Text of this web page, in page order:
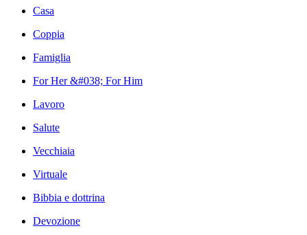
Casa
Coppia
Famiglia
For Her &#038; For Him
Lavoro
Salute
Vecchiaia
Virtuale
Bibbia e dottrina
Devozione